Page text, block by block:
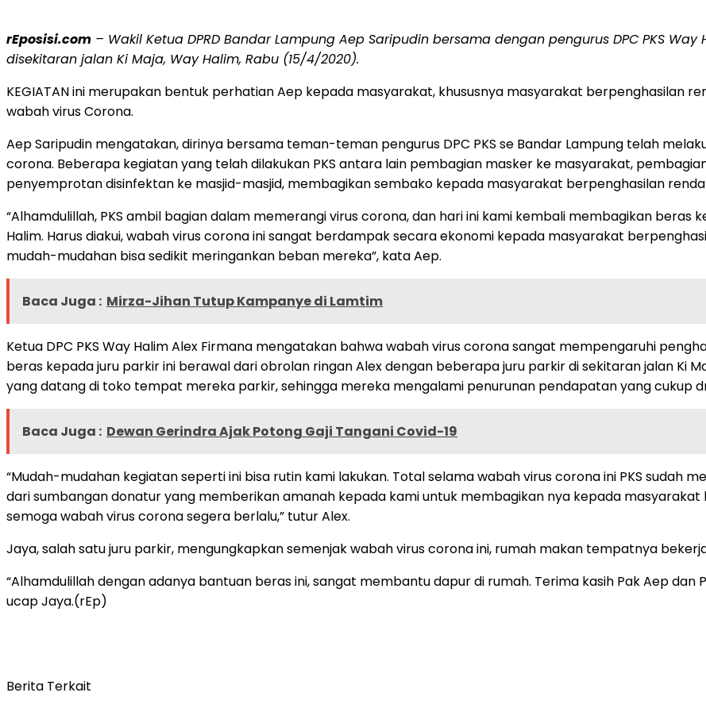
rEposisi.com – Wakil Ketua DPRD Bandar Lampung Aep Saripudin bersama dengan pengurus DPC PKS
disekitaran jalan Ki Maja, Way Halim, Rabu (15/4/2020).
KEGIATAN ini merupakan bentuk perhatian Aep kepada masyarakat, khususnya masyarakat berpenghasilan
wabah virus Corona.
Aep Saripudin mengatakan, dirinya bersama teman-teman pengurus DPC PKS se Bandar Lampung telah
corona. Beberapa kegiatan yang telah dilakukan PKS antara lain pembagian masker ke masyarakat,
penyemprotan disinfektan ke masjid-masjid, membagikan sembako kepada masyarakat berpenghasilan
“Alhamdulillah, PKS ambil bagian dalam memerangi virus corona, dan hari ini kami kembali membagikan beras
Halim. Harus diakui, wabah virus corona ini sangat berdampak secara ekonomi kepada masyarakat
mudah-mudahan bisa sedikit meringankan beban mereka”, kata Aep.
Baca Juga : Mirza-Jihan Tutup Kampanye di Lamtim
Ketua DPC PKS Way Halim Alex Firmana mengatakan bahwa wabah virus corona sangat mempengaruhi
beras kepada juru parkir ini berawal dari obrolan ringan Alex dengan beberapa juru parkir di sekitaran jalan Ki
yang datang di toko tempat mereka parkir, sehingga mereka mengalami penurunan pendapatan yang cukup
Baca Juga : Dewan Gerindra Ajak Potong Gaji Tangani Covid-19
“Mudah-mudahan kegiatan seperti ini bisa rutin kami lakukan. Total selama wabah virus corona ini PKS sudah
dari sumbangan donatur yang memberikan amanah kepada kami untuk membagikan nya kepada
semoga wabah virus corona segera berlalu,” tutur Alex.
Jaya, salah satu juru parkir, mengungkapkan semenjak wabah virus corona ini, rumah makan tempatnya
“Alhamdulillah dengan adanya bantuan beras ini, sangat membantu dapur di rumah. Terima kasih Pak Aep dan
ucap Jaya.(rEp)
Berita Terkait